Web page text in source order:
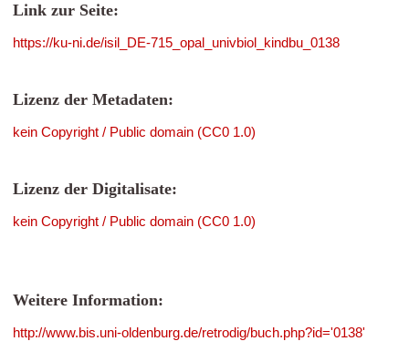
Link zur Seite:
https://ku-ni.de/isil_DE-715_opal_univbiol_kindbu_0138
Lizenz der Metadaten:
kein Copyright / Public domain (CC0 1.0)
Lizenz der Digitalisate:
kein Copyright / Public domain (CC0 1.0)
Weitere Information:
http://www.bis.uni-oldenburg.de/retrodig/buch.php?id='0138'